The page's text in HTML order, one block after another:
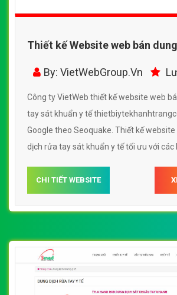
Thiết kế Website web bán
tay sát khuẩn y tế -
By: VietWebGroup.Vn
Công ty VietWeb thiết kế website web
tay sát khuẩn y tế
Google theo Seoquake. Thiết kế
dịch rửa tay sát khuẩn y tế tối ưu với các
trải nghiệm người dùng lướt website
rửa tay sát khuẩn y tế
CHI TIẾT WEBSITE